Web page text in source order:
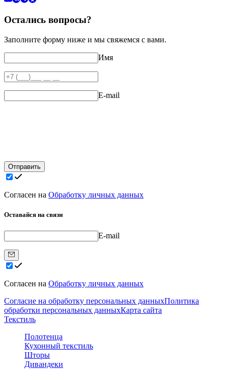
Остались вопросы?
Заполните форму ниже и мы свяжемся с вами.
Имя
E-mail
Отправить
Согласен на Обработку личных данных
Оставайся на связи
E-mail
Согласен на Обработку личных данных
Согласие на обработку персональных данныхПолитика
обработки персональных данныхКарта сайта
Текстиль
Полотенца
Кухонный текстиль
Шторы
Дивандеки